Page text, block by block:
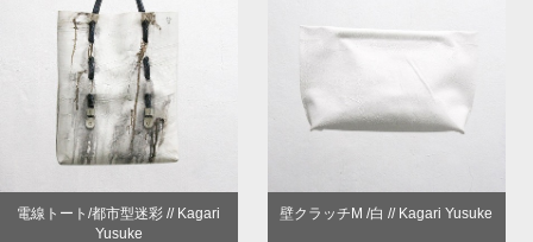
電線トート/都市型迷彩 // Kagari
Yusuke
壁クラッチM /白 // Kagari Yusuke